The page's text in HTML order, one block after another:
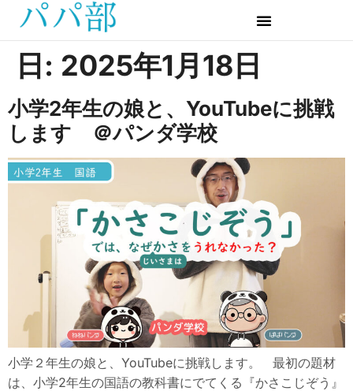
日: 2025年1月18日
小学2年生の娘と、YouTubeに挑戦
します ＠パンダ学校
小学２年生の娘と、YouTubeに挑戦します。 最初の題材
は、小学2年生の国語の教科書にでてくる『かさこじぞう』